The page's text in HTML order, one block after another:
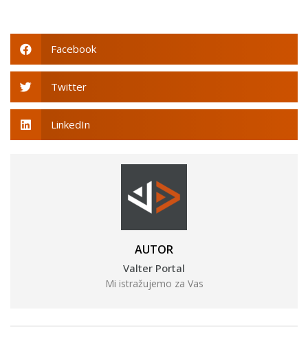
Facebook
Twitter
LinkedIn
AUTOR
Valter Portal
Mi istražujemo za Vas